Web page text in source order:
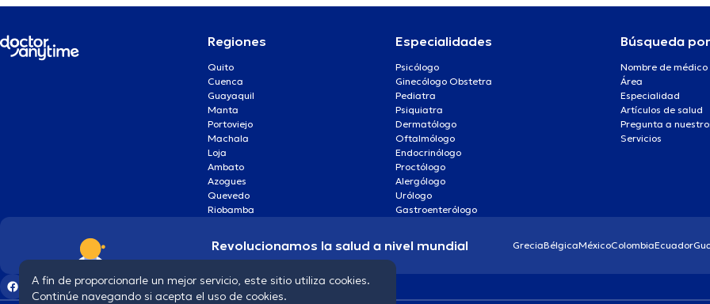
Regiones
Quito
Cuenca
Guayaquil
Manta
Portoviejo
Machala
Loja
Ambato
Azogues
Quevedo
Riobamba
Especialidades
Psicólogo
Ginecólogo Obstetra
Pediatra
Psiquiatra
Dermatólogo
Oftalmólogo
Endocrinólogo
Proctólogo
Alergólogo
Urólogo
Gastroenterólogo
Búsqueda por
Nombre de médico
Área
Especialidad
Artículos de salud
Pregunta a
Servicios
Revolucionamos la salud a nivel mundial GreciaBélgicaMéxicoColombiaEcuador
A fin de proporcionarle un mejor servicio, este sitio utiliza cookies.
Continúe navegando si acepta el uso de cookies.